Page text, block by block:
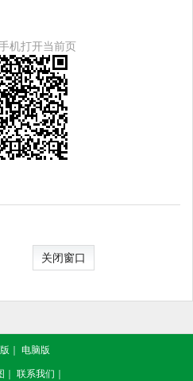
机打开当前页
关闭窗口
电脑版
联系我们